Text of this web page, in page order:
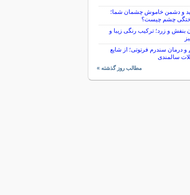
و دشمن خاموش چشمان شما؛
چشم چیست؟
بنفش و زرد؛ ترکیب رنگی زیبا و
و درمان سندرم فرتوتی؛ از شایع
سالمندی
مطالب روز گذشته »